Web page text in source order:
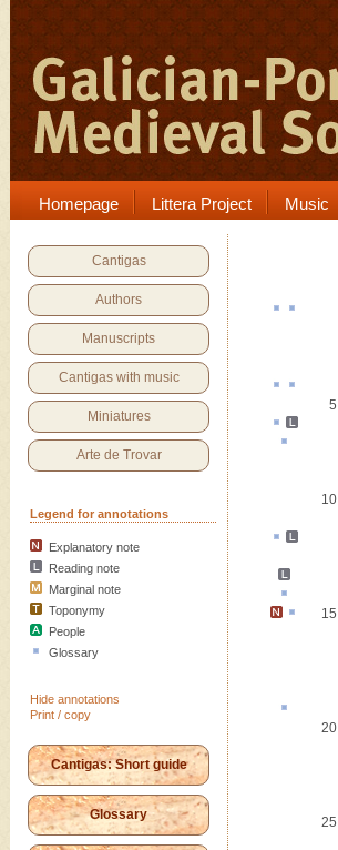
Homepage Littera Project Music
Cantigas
Authors
Manuscripts
Cantigas with music
Miniatures
Arte de Trovar
Legend for annotations
Explanatory note
Reading note
Marginal note
Toponymy
People
Glossary
Hide annotations
Print / copy
Cantigas: Short guide
Glossary
5
10
15
20
25